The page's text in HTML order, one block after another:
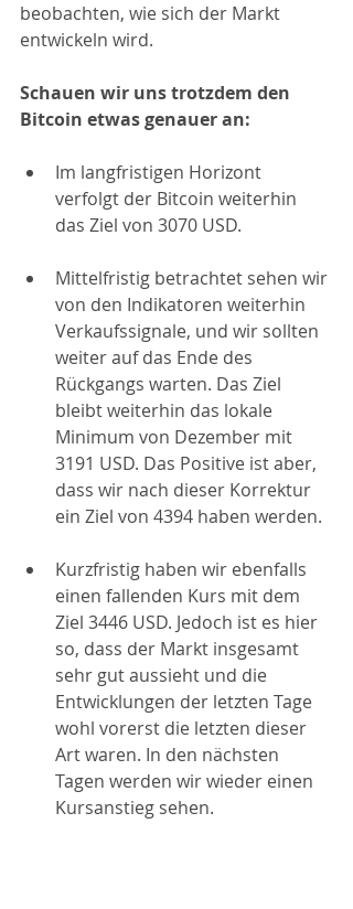
beobachten, wie sich der Markt
entwickeln wird.
Schauen wir uns trotzdem den
Bitcoin etwas genauer an:
Im langfristigen Horizont
verfolgt der Bitcoin weiterhin
das Ziel von 3070 USD.
Mittelfristig betrachtet sehen wir
von den Indikatoren weiterhin
Verkaufssignale, und wir sollten
weiter auf das Ende des
Rückgangs warten. Das Ziel
bleibt weiterhin das lokale
Minimum von Dezember mit
3191 USD. Das Positive ist aber,
dass wir nach dieser Korrektur
ein Ziel von 4394 haben werden.
Kurzfristig haben wir ebenfalls
einen fallenden Kurs mit dem
Ziel 3446 USD. Jedoch ist es hier
so, dass der Markt insgesamt
sehr gut aussieht und die
Entwicklungen der letzten Tage
wohl vorerst die letzten dieser
Art waren. In den nächsten
Tagen werden wir wieder einen
Kursanstieg sehen.